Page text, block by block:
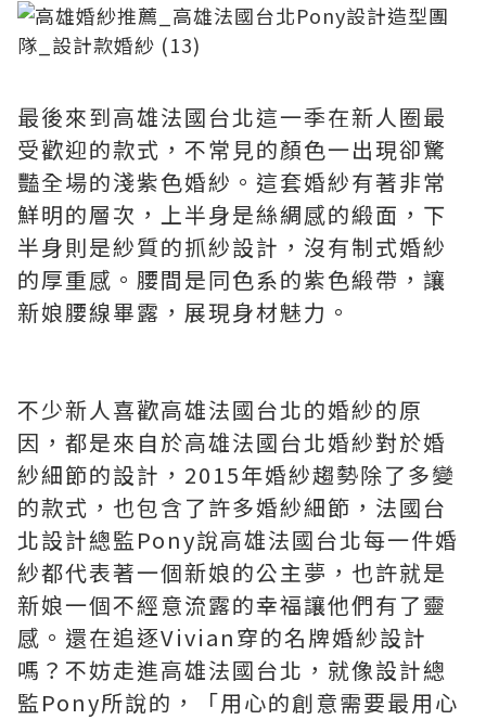
最後來到高雄法國台北這一季在新人圈最
受歡迎的款式，不常見的顏色一出現卻驚
豔全場的淺紫色婚紗。這套婚紗有著非常
鮮明的層次，上半身是絲綢感的緞面，下
半身則是紗質的抓紗設計，沒有制式婚紗
的厚重感。腰間是同色系的紫色緞帶，讓
新娘腰線畢露，展現身材魅力。
不少新人喜歡高雄法國台北的婚紗的原
因，都是來自於高雄法國台北婚紗對於婚
紗細節的設計，2015年婚紗趨勢除了多變
的款式，也包含了許多婚紗細節，法國台
北設計總監Pony說高雄法國台北每一件婚
紗都代表著一個新娘的公主夢，也許就是
新娘一個不經意流露的幸福讓他們有了靈
感。還在追逐Vivian穿的名牌婚紗設計
嗎？不妨走進高雄法國台北，就像設計總
監Pony所說的，「用心的創意需要最用心